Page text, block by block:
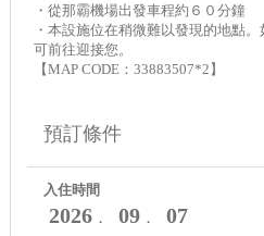
・從那霸機場出發車程約６０分鐘
・本設施位在稍微難以發現的地點
可前往迎接您。
【MAP CODE：33883507*2】
預訂條件
入住時間
2026． 09． 07